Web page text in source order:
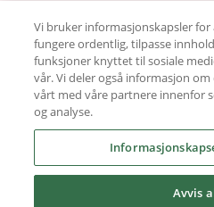
Følg oss
Vi bruker informasjonskapsler
fungere ordentlig, tilpasse
funksjoner knyttet til sosiale
vår. Vi deler også informasjon
vårt med våre partnere innenfor
og analyse.
Avvis